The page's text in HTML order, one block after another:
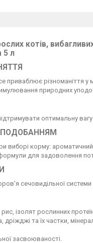
котів,
5 л
приваблює різноманіття
природних
оптимальну вагу
виборі корму:
для задоволення
сечовидільної
ізолят рослинних
та їх частки,
засвоюваності.